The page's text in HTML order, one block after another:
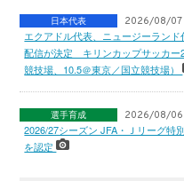
日本代表 2026/08/07
エクアドル代表、ニュージーラン
配信が決定 キリンカップサッカー
競技場、10.5＠東京／国立競技場）
選手育成 2026/08/06
2026/27シーズン JFA・Ｊリーグ特
を認定